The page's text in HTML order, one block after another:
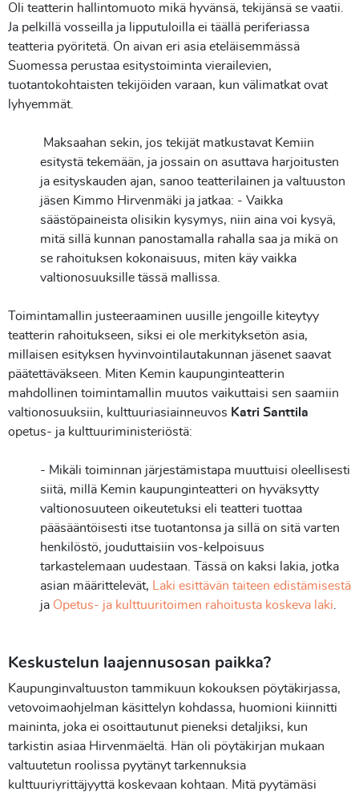
Oli teatterin hallintomuoto mikä hyvänsä, tekijänsä se vaatii.
Ja pelkillä vosseilla ja lipputuloilla ei täällä periferiassa
teatteria pyöritetä. On aivan eri asia eteläisemmässä
Suomessa perustaa esitystoiminta vierailevien,
tuotantokohtaisten tekijöiden varaan, kun välimatkat ovat
lyhyemmät.
Maksaahan sekin, jos tekijät matkustavat Kemiin
esitystä tekemään, ja jossain on asuttava harjoitusten
ja esityskauden ajan, sanoo teatterilainen ja valtuuston
jäsen Kimmo Hirvenmäki ja jatkaa: - Vaikka
säästöpaineista olisikin kysymys, niin aina voi kysyä,
mitä sillä kunnan panostamalla rahalla saa ja mikä on
se rahoituksen kokonaisuus, miten käy vaikka
valtionosuuksille tässä mallissa.
Toimintamallin justeeraaminen uusille jengoille kiteytyy
teatterin rahoitukseen, siksi ei ole merkityksetön asia,
millaisen esityksen hyvinvointilautakunnan jäsenet saavat
päätettäväkseen. Miten Kemin kaupunginteatterin
mahdollinen toimintamallin muutos vaikuttaisi sen saamiin
valtionosuuksiin, kulttuuriasiainneuvos Katri Santtila
opetus- ja kulttuuriministeriöstä:
- Mikäli toiminnan järjestämistapa muuttuisi oleellisesti
siitä, millä Kemin kaupunginteatteri on hyväksytty
valtionosuuteen oikeutetuksi eli teatteri tuottaa
pääsääntöisesti itse tuotantonsa ja sillä on sitä varten
henkilöstö, jouduttaisiin vos-kelpoisuus
tarkastelemaan uudestaan. Tässä on kaksi lakia, jotka
asian määrittelevät,
Laki esittävän taiteen edistämisestä
ja Opetus- ja kulttuuritoimen rahoitusta koskeva laki
Keskustelun laajennusosan paikka?
Kaupunginvaltuuston tammikuun kokouksen pöytäkirjassa,
vetovoimaohjelman käsittelyn kohdassa, huomioni kiinnitti
maininta, joka ei osoittautunut pieneksi detaljiksi, kun
tarkistin asiaa Hirvenmäeltä. Hän oli pöytäkirjan mukaan
valtuutetun roolissa pyytänyt tarkennuksia
kulttuuriyrittäjyyttä koskevaan kohtaan. Mitä pyytämäsi